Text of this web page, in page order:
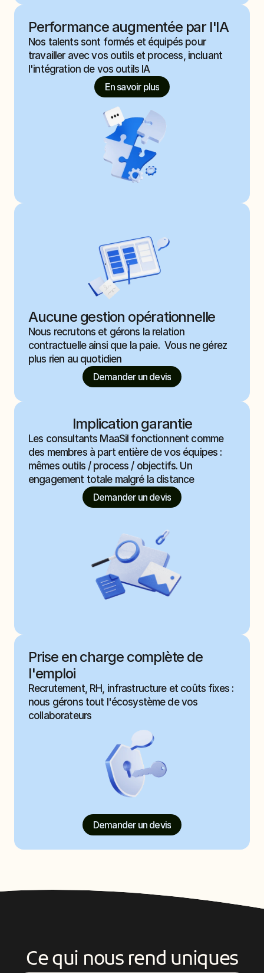
Performance augmentée par l'IA
Nos talents sont formés et équipés pour
travailler avec vos outils et process, incluant
l'intégration de vos outils IA
En savoir plus
Aucune gestion opérationnelle
Nous recrutons et gérons la relation
contractuelle ainsi que la paie.  Vous ne gérez
plus rien au quotidien
Demander un devis
Implication garantie
Les consultants MaaSil fonctionnent comme
des membres à part entière de vos équipes :
mêmes outils / process / objectifs. Un
engagement totale malgré la distance
Demander un devis
Prise en charge complète de
l'emploi
Recrutement, RH, infrastructure et coûts fixes :
nous gérons tout l'écosystème de vos
collaborateurs
Demander un devis
Ce qui nous rend uniques